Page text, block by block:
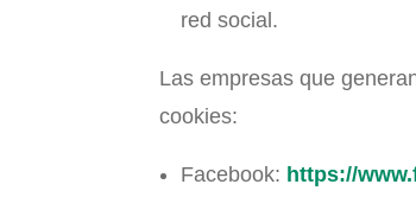
red social.
Las empresas que
cookies:
Facebook: https://